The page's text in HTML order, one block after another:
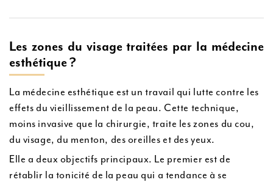
Les zones du visage traitées par la médecine
esthétique ?
La médecine esthétique est un travail qui lutte contre les
effets du vieillissement de la peau. Cette technique,
moins invasive que la chirurgie, traite les zones du cou,
du visage, du menton, des oreilles et des yeux.
Elle a deux objectifs principaux. Le premier est de
rétablir la tonicité de la peau qui a tendance à se